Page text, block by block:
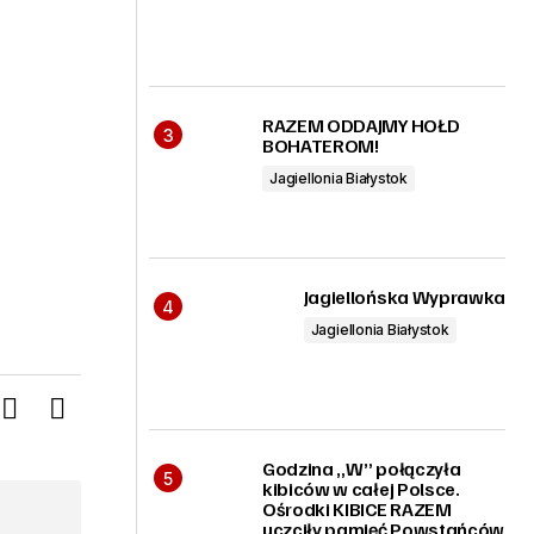
RAZEM ODDAJMY HOŁD
BOHATEROM!
Jagiellonia Białystok
Jagiellońska Wyprawka
Jagiellonia Białystok
Godzina „W” połączyła
kibiców w całej Polsce.
Ośrodki KIBICE RAZEM
uczciły pamięć Powstańców